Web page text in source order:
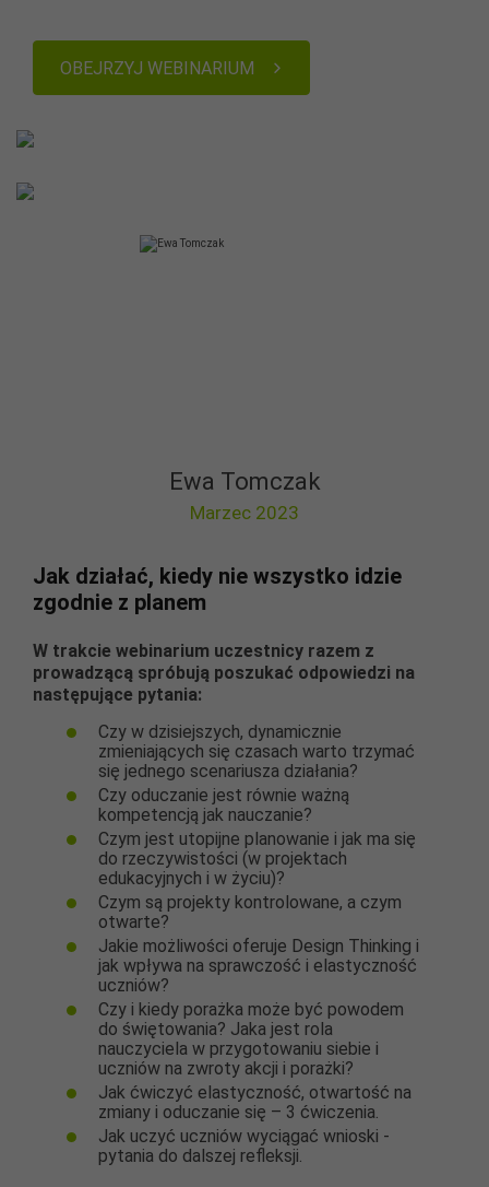
OBEJRZYJ WEBINARIUM
Ewa Tomczak
Marzec 2023
Jak działać, kiedy nie wszystko idzie
zgodnie z planem
W trakcie webinarium uczestnicy razem z
prowadzącą spróbują poszukać odpowiedzi na
następujące pytania:
Czy w dzisiejszych, dynamicznie
zmieniających się czasach warto trzymać
się jednego scenariusza działania?
Czy oduczanie jest równie ważną
kompetencją jak nauczanie?
Czym jest utopijne planowanie i jak ma się
do rzeczywistości (w projektach
edukacyjnych i w życiu)?
Czym są projekty kontrolowane, a czym
otwarte?
Jakie możliwości oferuje Design Thinking i
jak wpływa na sprawczość i elastyczność
uczniów?
Czy i kiedy porażka może być powodem
do świętowania? Jaka jest rola
nauczyciela w przygotowaniu siebie i
uczniów na zwroty akcji i porażki?
Jak ćwiczyć elastyczność, otwartość na
zmiany i oduczanie się – 3 ćwiczenia.
Jak uczyć uczniów wyciągać wnioski -
pytania do dalszej refleksji.